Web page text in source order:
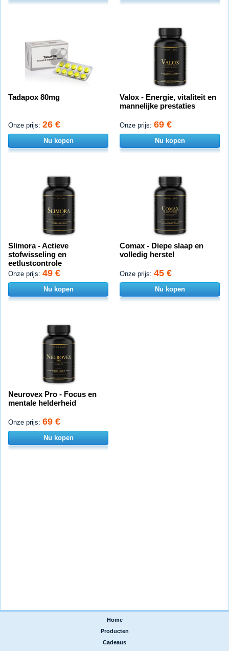
Tadapox 80mg
Onze prijs: 26 €
Nu kopen
Valox - Energie, vitaliteit en
mannelijke prestaties
Onze prijs: 69 €
Nu kopen
Slimora - Actieve
stofwisseling en
eetlustcontrole
Onze prijs: 49 €
Nu kopen
Comax - Diepe slaap en
volledig herstel
Onze prijs: 45 €
Nu kopen
Neurovex Pro - Focus en
mentale helderheid
Onze prijs: 69 €
Nu kopen
Home
Producten
Cadeaus